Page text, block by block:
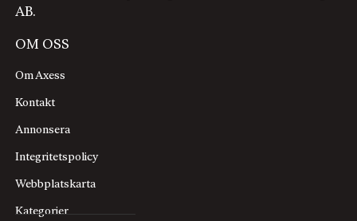
AB.
OM OSS
Om Axess
Kontakt
Annonsera
Integritetspolicy
Webbplatskarta
Kategorier